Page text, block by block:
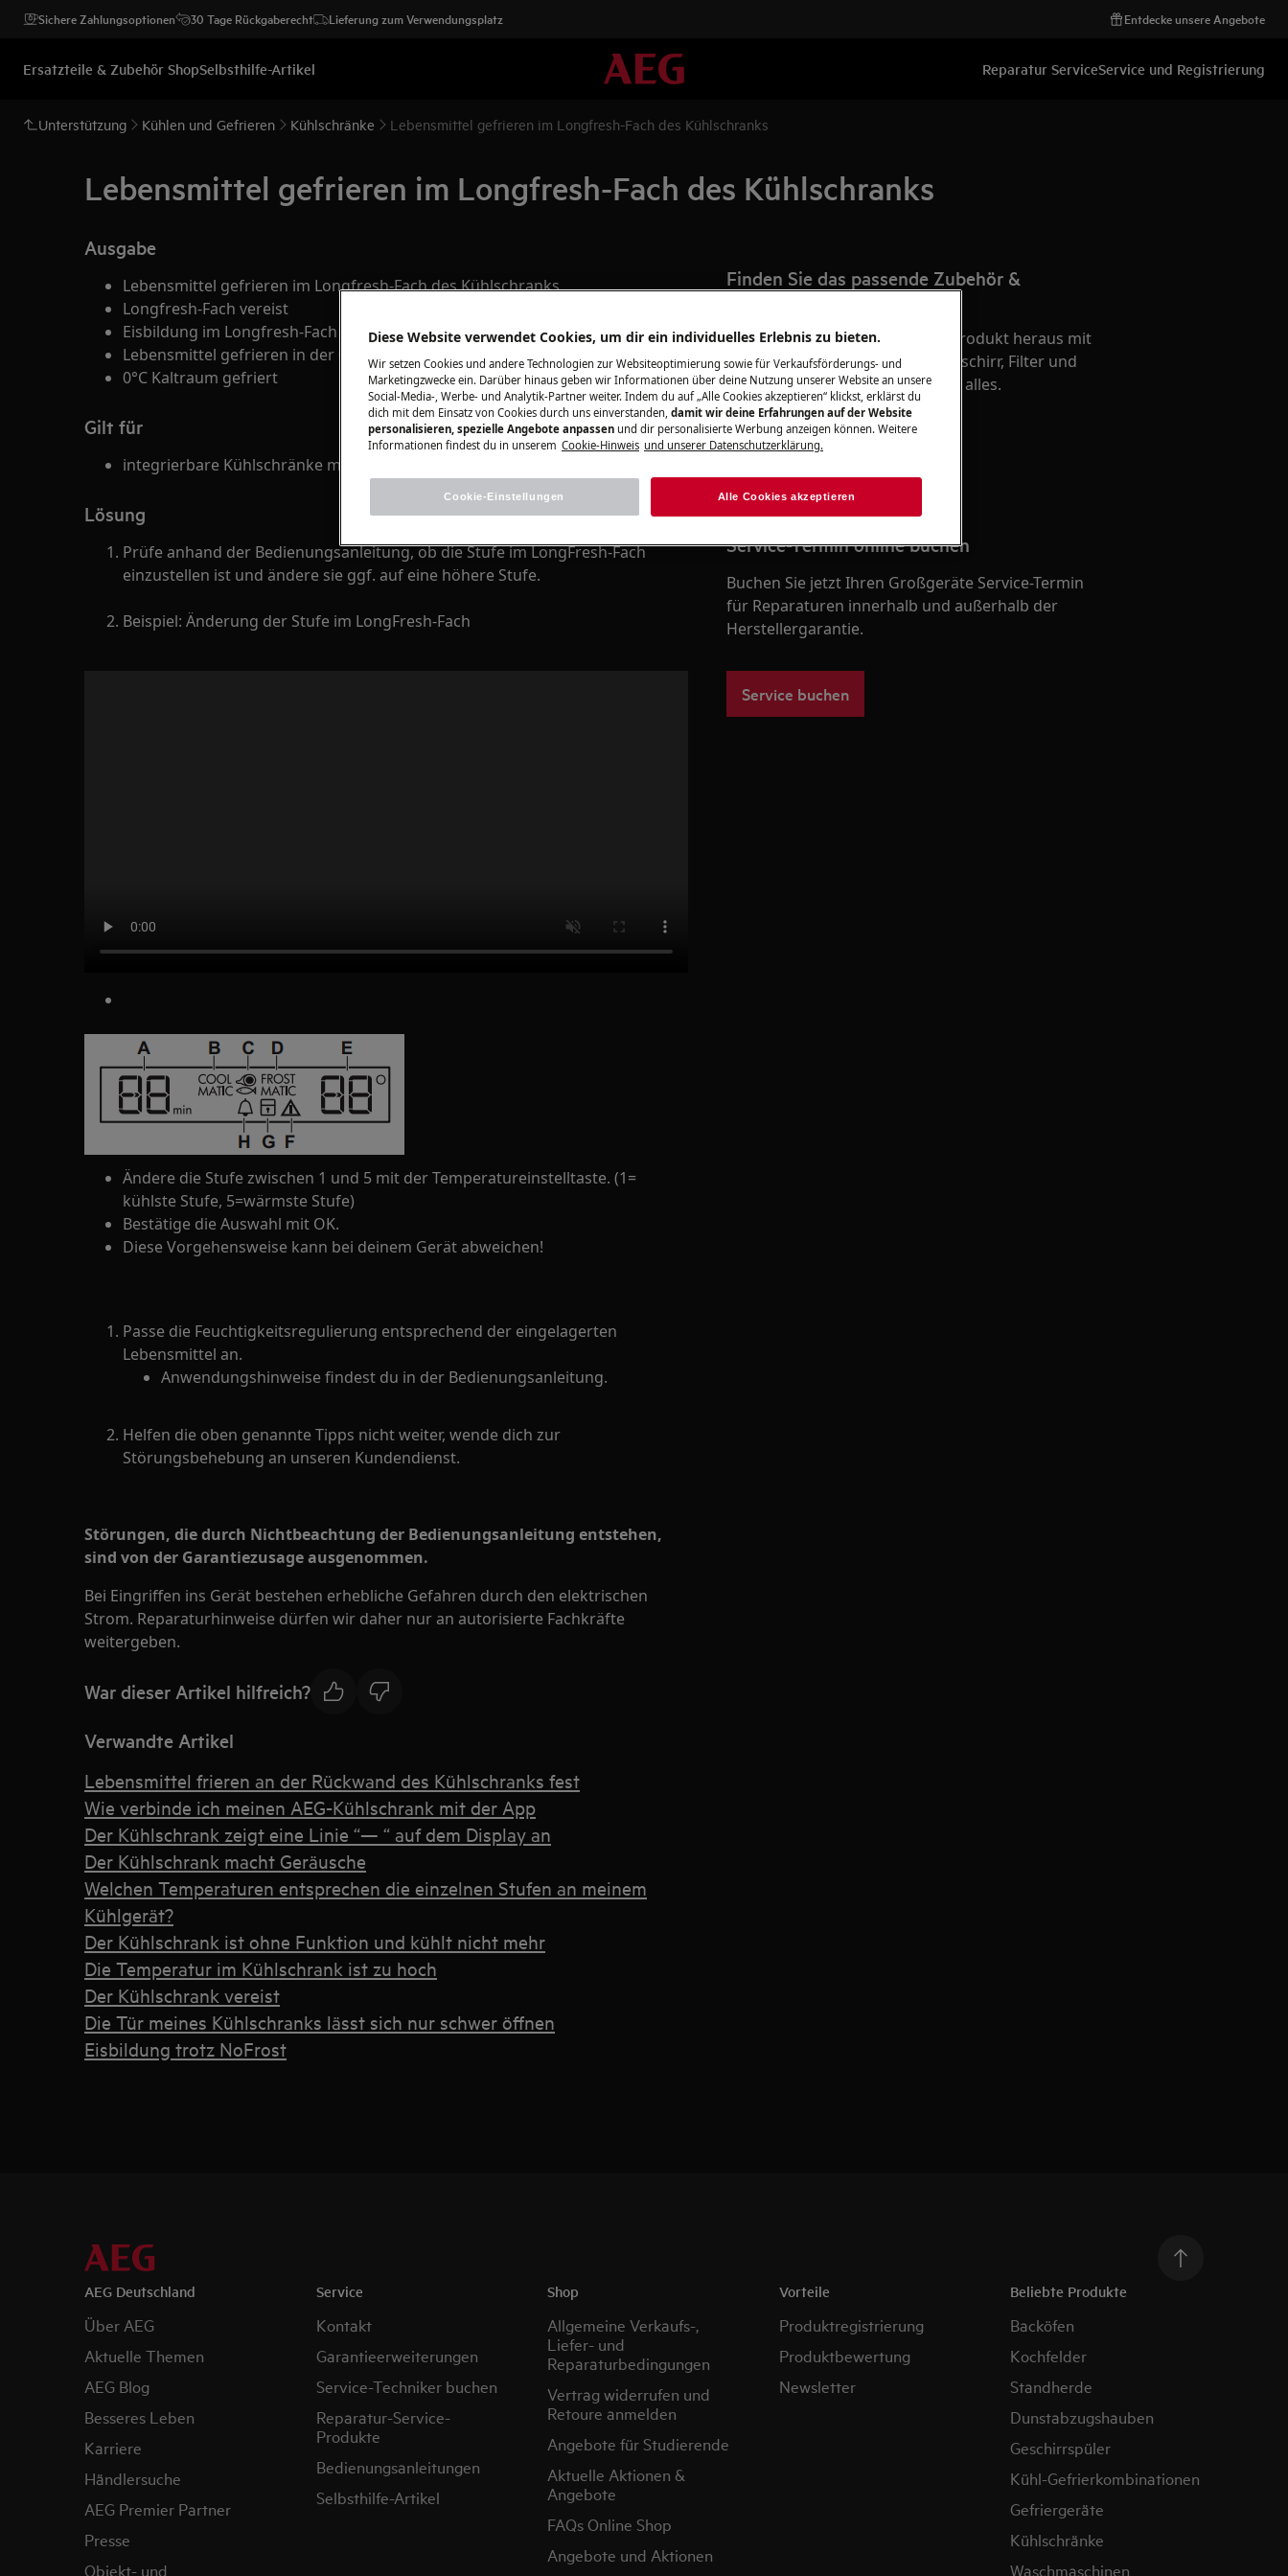
Sichere Zahlungsoptionen 30 Tage Rückgaberecht Lieferung zum Verwendungsplatz Entdecke unsere Angebote
Ersatzteile & Zubehör ShopSelbsthilfe-Artikel Reparatur ServiceService und Registrierung
Unterstützung Kühlen und Gefrieren Kühlschränke Lebensmittel gefrieren im Longfresh-Fach des Kühlschranks
Lebensmittel gefrieren im Longfresh-Fach des Kühlschranks
Ausgabe
Lebensmittel gefrieren im Longfresh-Fach des Kühlschranks
Longfresh-Fach vereist
Eisbildung im Longfresh-Fach
Lebensmittel gefrieren in der 0° Grad Zone
0°C Kaltraum gefriert
Gilt für
integrierbare Kühlschränke mit LongFresh-Fach
Lösung
Prüfe anhand der Bedienungsanleitung, ob die Stufe im LongFresh-Fach
einzustellen ist und ändere sie ggf. auf eine höhere Stufe.
Beispiel: Änderung der Stufe im LongFresh-Fach
Ändere die Stufe zwischen 1 und 5 mit der Temperatureinstelltaste. (1=
kühlste Stufe, 5=wärmste Stufe)
Bestätige die Auswahl mit OK.
Diese Vorgehensweise kann bei deinem Gerät abweichen!
Passe die Feuchtigkeitsregulierung entsprechend der eingelagerten
Lebensmittel an.
Anwendungshinweise findest du in der Bedienungsanleitung.
Helfen die oben genannte Tipps nicht weiter, wende dich zur
Störungsbehebung an unseren Kundendienst.
Störungen, die durch Nichtbeachtung der Bedienungsanleitung entstehen,
sind von der Garantiezusage ausgenommen.
Bei Eingriffen ins Gerät bestehen erhebliche Gefahren durch den elektrischen
Strom. Reparaturhinweise dürfen wir daher nur an autorisierte Fachkräfte
weitergeben.
War dieser Artikel hilfreich?
Verwandte Artikel
Lebensmittel frieren an der Rückwand des Kühlschranks fest
Wie verbinde ich meinen AEG-Kühlschrank mit der App
Der Kühlschrank zeigt eine Linie “— “ auf dem Display an
Der Kühlschrank macht Geräusche
Welchen Temperaturen entsprechen die einzelnen Stufen an meinem
Kühlgerät?
Der Kühlschrank ist ohne Funktion und kühlt nicht mehr
Die Temperatur im Kühlschrank ist zu hoch
Der Kühlschrank vereist
Die Tür meines Kühlschranks lässt sich nur schwer öffnen
Eisbildung trotz NoFrost
Finden Sie das passende Zubehör &
Ersatzteile für Ihr Produkt
Holen Sie das Beste aus Ihrem Produkt heraus mit
dem richtigen Zubehör - Kochgeschirr, Filter und
Reinigungsprodukte - wir haben alles.
Zum Webshop
Service-Termin online buchen
Buchen Sie jetzt Ihren Großgeräte Service-Termin
für Reparaturen innerhalb und außerhalb der
Herstellergarantie.
Service buchen
AEG Deutschland
Über AEG
Aktuelle Themen
AEG Blog
Besseres Leben
Karriere
Händlersuche
AEG Premier Partner
Presse
Objekt- und
Service
Kontakt
Garantieerweiterungen
Service-Techniker buchen
Reparatur-Service-
Produkte
Bedienungsanleitungen
Selbsthilfe-Artikel
Shop
Allgemeine Verkaufs-,
Liefer- und
Reparaturbedingungen
Vertrag widerrufen und
Retoure anmelden
Angebote für Studierende
Aktuelle Aktionen &
Angebote
FAQs Online Shop
Angebote und Aktionen
Vorteile
Produktregistrierung
Produktbewertung
Newsletter
Beliebte Produkte
Backöfen
Kochfelder
Standherde
Dunstabzugshauben
Geschirrspüler
Kühl-Gefrierkombinationen
Gefriergeräte
Kühlschränke
Waschmaschinen
Diese Website verwendet Cookies, um dir ein individuelles Erlebnis zu bieten.
Wir setzen Cookies und andere Technologien zur Websiteoptimierung sowie für Verkaufsförderungs- und
Marketingzwecke ein. Darüber hinaus geben wir Informationen über deine Nutzung unserer Website an unsere
Social-Media-, Werbe- und Analytik-Partner weiter. Indem du auf „Alle Cookies akzeptieren“ klickst, erklärst du
dich mit dem Einsatz von Cookies durch uns einverstanden, damit wir deine Erfahrungen auf der Website
personalisieren, spezielle Angebote anpassen und dir personalisierte Werbung anzeigen können. Weitere
Informationen findest du in unserem Cookie-Hinweis und unserer Datenschutzerklärung.
Cookie-Einstellungen Alle Cookies akzeptieren